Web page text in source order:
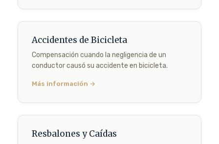
Accidentes de Bicicleta
Compensación cuando la negligencia de un
conductor causó su accidente en bicicleta.
Más información →
Resbalones y Caídas